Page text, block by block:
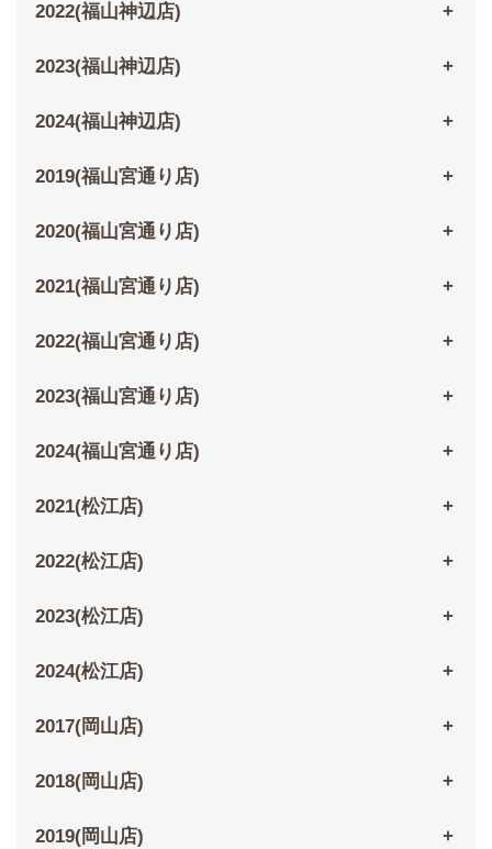
2022(福山神辺店)
2023(福山神辺店)
2024(福山神辺店)
2019(福山宮通り店)
2020(福山宮通り店)
2021(福山宮通り店)
2022(福山宮通り店)
2023(福山宮通り店)
2024(福山宮通り店)
2021(松江店)
2022(松江店)
2023(松江店)
2024(松江店)
2017(岡山店)
2018(岡山店)
2019(岡山店)